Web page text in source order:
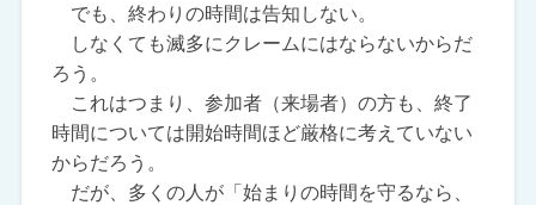
でも、終わりの時間は告知しない。
しなくても滅多にクレームにはならないからだ
ろう。
これはつまり、参加者（来場者）の方も、終了
時間については開始時間ほど厳格に考えていない
からだろう。
だが、多くの人が「始まりの時間を守るなら、